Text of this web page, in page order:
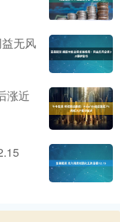
无风
涨近